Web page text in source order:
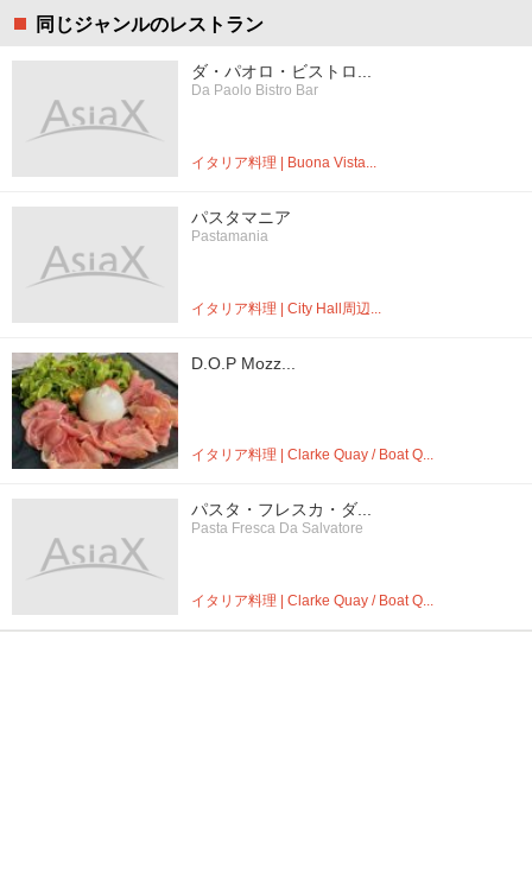
同じジャンルのレストラン
ダ・パオロ・ビストロ...
Da Paolo Bistro Bar
イタリア料理 | Buona Vista...
パスタマニア
Pastamania
イタリア料理 | City Hall周辺...
D.O.P Mozz...
イタリア料理 | Clarke Quay / Boat Q...
パスタ・フレスカ・ダ...
Pasta Fresca Da Salvatore
イタリア料理 | Clarke Quay / Boat Q...